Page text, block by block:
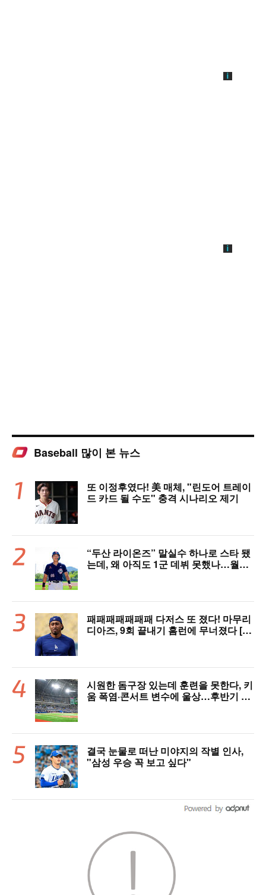
Baseball 많이 본 뉴스
또 이정후였다! 美 매체, "린도어 트레이
드 카드 될 수도" 충격 시나리오 제기
“두산 라이온즈” 말실수 하나로 스타 됐
는데, 왜 아직도 1군 데뷔 못했나…월간
패패패패패패패 다저스 또 졌다! 마무리
디아즈, 9회 끝내기 홈런에 무너졌다 [L
시원한 돔구장 있는데 훈련을 못한다, 키
움 폭염·콘서트 변수에 울상…후반기 상
결국 눈물로 떠난 미야지의 작별 인사,
"삼성 우승 꼭 보고 싶다"